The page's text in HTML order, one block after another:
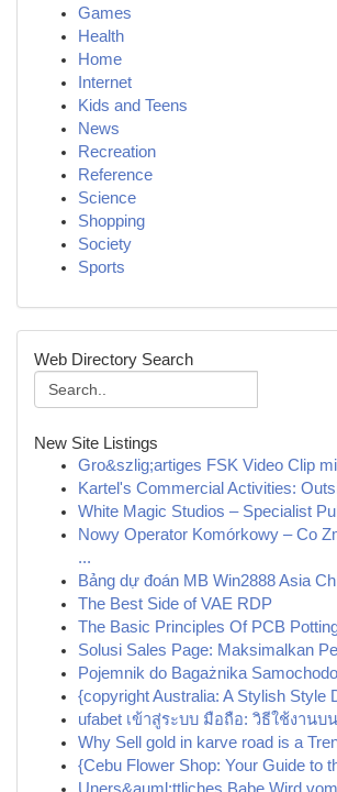
Games
Health
Home
Internet
Kids and Teens
News
Recreation
Reference
Science
Shopping
Society
Sports
Web Directory Search
New Site Listings
Gro&szlig;artiges FSK Video Clip
Kartel's Commercial Activities:
White Magic Studios – Specialist
Nowy Operator Komórkowy – Co
...
Bảng dự đoán MB Win2888 Asia
The Best Side of VAE RDP
The Basic Principles Of PCB
Solusi Sales Page: Maksimalkan
Pojemnik do Bagażnika
{copyright Australia: A Stylish Style
ufabet เข้าสู่ระบบ มือถือ: วิธีใช้งานบ
Why Sell gold in karve road is a
{Cebu Flower Shop: Your Guide to